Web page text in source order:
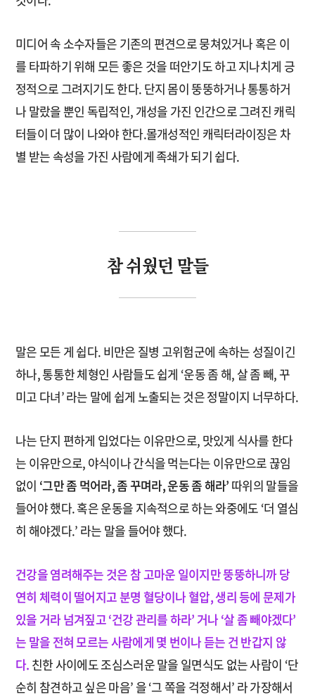
미디어 속 소수자들은 기존의 편견으로 뭉쳐있거나 혹은 이
를 타파하기 위해 모든 좋은 것을 떠안기도 하고 지나치게 긍
정적으로 그려지기도 한다. 단지 몸이 뚱뚱하거나 통통하거
나 말랐을 뿐인 독립적인, 개성을 가진 인간으로 그려진 캐릭
터들이 더 많이 나와야 한다.몰개성적인 캐릭터라이징은 차
별 받는 속성을 가진 사람에게 족쇄가 되기 쉽다.
참 쉬웠던 말들
말은 모든 게 쉽다. 비만은 질병 고위험군에 속하는 성질이긴
하나, 통통한 체형인 사람들도 쉽게 ‘운동 좀 해, 살 좀 빼, 꾸
미고 다녀’ 라는 말에 쉽게 노출되는 것은 정말이지 너무하다.
나는 단지 편하게 입었다는 이유만으로, 맛있게 식사를 한다
는 이유만으로, 야식이나 간식을 먹는다는 이유만으로 끊임
없이 ‘그만 좀 먹어라, 좀 꾸며라, 운동 좀 해라’ 따위의 말들을
들어야 했다. 혹은 운동을 지속적으로 하는 와중에도 ‘더 열심
히 해야겠다.’ 라는 말을 들어야 했다.
건강을 염려해주는 것은 참 고마운 일이지만 뚱뚱하니까 당
연히 체력이 떨어지고 분명 혈당이나 혈압, 생리 등에 문제가
있을 거라 넘겨짚고 ‘건강 관리를 하라’ 거나 ‘살 좀 빼야겠다’
는 말을 전혀 모르는 사람에게 몇 번이나 듣는 건 반갑지 않
다. 친한 사이에도 조심스러운 말을 일면식도 없는 사람이 ‘단
순히 참견하고 싶은 마음’ 을 ‘그 쪽을 걱정해서’ 라 가장해서